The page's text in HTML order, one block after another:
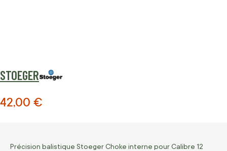
STOEGER
42,00 €
Précision balistique Stoeger Choke interne pour Calibre 12